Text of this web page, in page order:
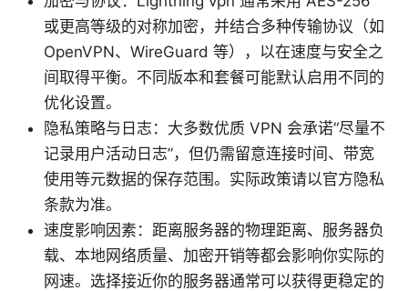
或更高等级的对称加密，并结合多种传输协议（如
OpenVPN、WireGuard 等），以在速度与安全之
间取得平衡。不同版本和套餐可能默认启用不同的
优化设置。
隐私策略与日志：大多数优质 VPN 会承诺“尽量不
记录用户活动日志”，但仍需留意连接时间、带宽
使用等元数据的保存范围。实际政策请以官方隐私
条款为准。
速度影响因素：距离服务器的物理距离、服务器负
载、本地网络质量、加密开销等都会影响你实际的
网速。选择接近你的服务器通常可以获得更稳定的